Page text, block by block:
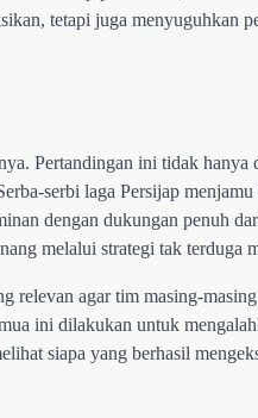
tetapi juga menyuguhkan
Pertandingan ini tidak hanya
serbi laga Persijap
dengan dukungan penuh
melalui strategi tak terduga
relevan agar tim masing-
ini dilakukan untuk
siapa yang berhasil